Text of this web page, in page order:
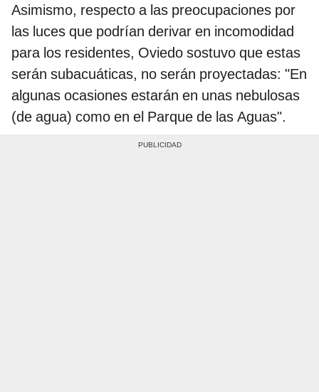
Asimismo, respecto a las preocupaciones por
las luces que podrían derivar en incomodidad
para los residentes, Oviedo sostuvo que estas
serán subacuáticas, no serán proyectadas: "En
algunas ocasiones estarán en unas nebulosas
(de agua) como en el Parque de las Aguas".